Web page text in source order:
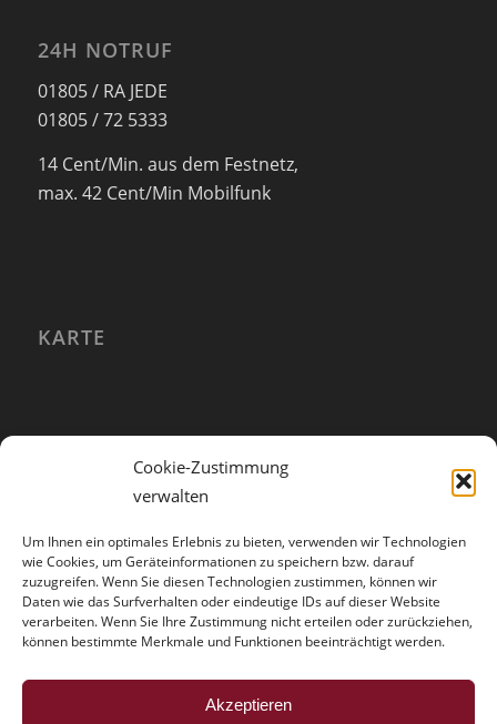
Cookie-Zustimmung
verwalten
Um Ihnen ein optimales Erlebnis zu bieten, verwenden wir Technologien
wie Cookies, um Geräteinformationen zu speichern bzw. darauf
zuzugreifen. Wenn Sie diesen Technologien zustimmen, können wir
Daten wie das Surfverhalten oder eindeutige IDs auf dieser Website
verarbeiten. Wenn Sie Ihre Zustimmung nicht erteilen oder zurückziehen,
können bestimmte Merkmale und Funktionen beeinträchtigt werden.
Akzeptieren
24H NOTRUF
01805 / RA JEDE
01805 / 72 5333
14 Cent/Min. aus dem Festnetz,
max. 42 Cent/Min Mobilfunk
KARTE
Der Trouble mit der Vollmacht